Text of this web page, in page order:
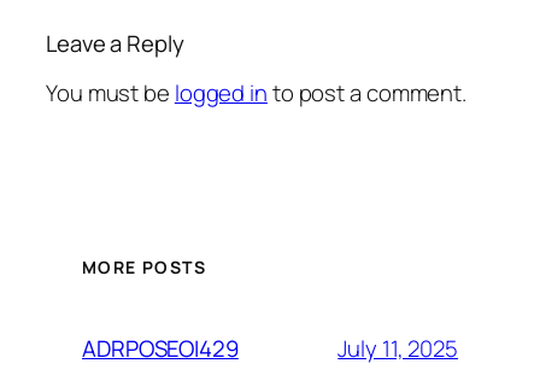
Leave a Reply
You must be logged into post a comment.
MORE POSTS
ADRPOSEOI429 July 11, 2025